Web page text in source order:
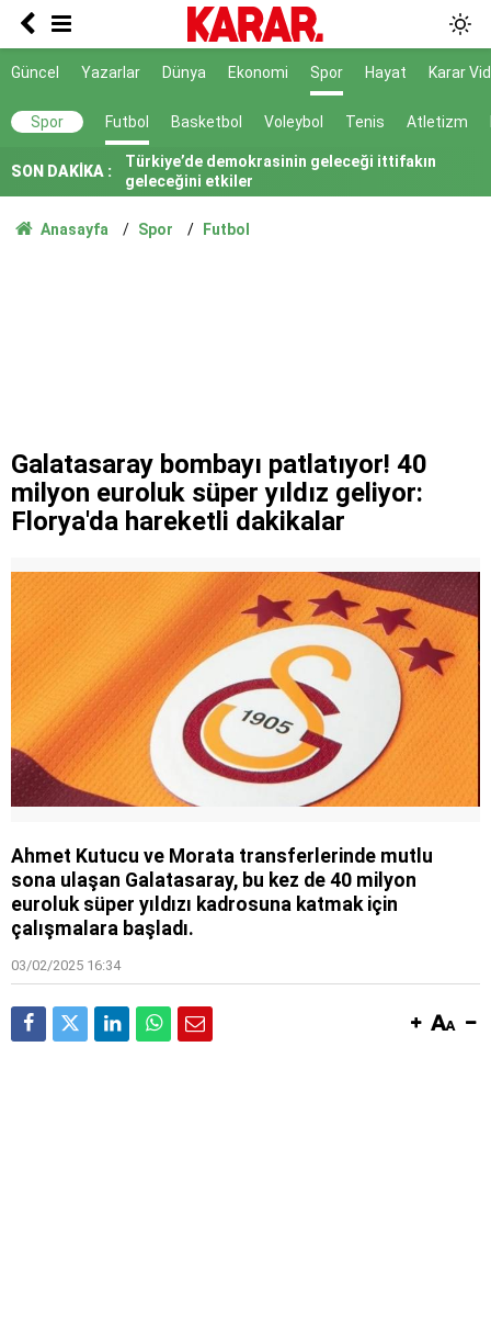
Güncel Yazarlar Dünya Ekonomi Spor Hayat Karar
Spor Futbol Basketbol Voleybol Tenis Atletizm
SON DAKİKA :
toplanmalı
Devrim Özkan'ın acı günü
geleceğini etkiler
Bahçeli, nikah şahidi oldu
milyonu geçti
Anasayfa Spor Futbol
Galatasaray bombayı patlatıyor! 40
milyon euroluk süper yıldız geliyor:
Florya'da hareketli dakikalar
Ahmet Kutucu ve Morata transferlerinde mutlu
sona ulaşan Galatasaray, bu kez de 40 milyon
euroluk süper yıldızı kadrosuna katmak için
çalışmalara başladı.
03/02/2025 16:34